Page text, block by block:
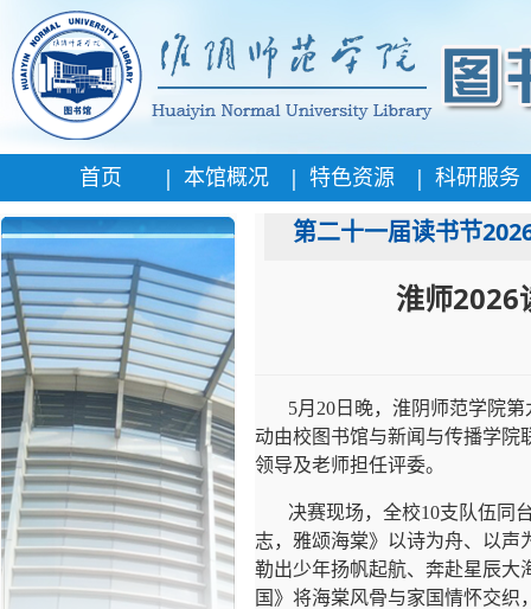
首页 | 本馆概况 | 特色资源 | 科研服务
第二十一届读书节
淮师2026
5月20日晚，淮阴师范学院
动由校图书馆与新闻与传播学院
领导及老师担任评委。
决赛现场，全校10支队伍同
志，雅颂海棠》以诗为舟、以声
勒出少年扬帆起航、奔赴星辰大
国》将海棠风骨与家国情怀交